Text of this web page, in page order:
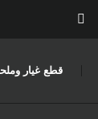
قطع غيار